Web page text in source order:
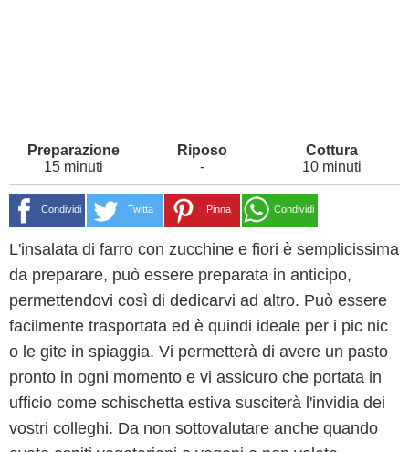
15 minuti - 10 minuti
Condividi Twitta Pinna Condividi
L'insalata di farro con zucchine e fiori è semplicissima
da preparare, può essere preparata in anticipo,
permettendovi così di dedicarvi ad altro. Può essere
facilmente trasportata ed è quindi ideale per i pic nic
o le gite in spiaggia. Vi permetterà di avere un pasto
pronto in ogni momento e vi assicuro che portata in
ufficio come schischetta estiva susciterà l'invidia dei
vostri colleghi. Da non sottovalutare anche quando